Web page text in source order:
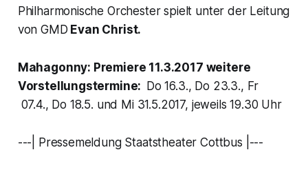
Philharmonische Orchester spielt unter der Leitung
von GMD Evan Christ.
Mahagonny: Premiere 11.3.2017 weitere
Vorstellungstermine: Do 16.3., Do 23.3., Fr
07.4., Do 18.5. und Mi 31.5.2017, jeweils 19.30 Uhr
---| Pressemeldung Staatstheater Cottbus |---